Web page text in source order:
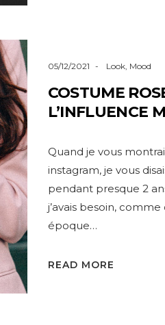
05/12/2021 Look, Mood
COSTUME
L’INFLUENCE
Quand je vous
instagram, je vous
pendant presque 2
j’avais besoin,
époque…
READ MORE